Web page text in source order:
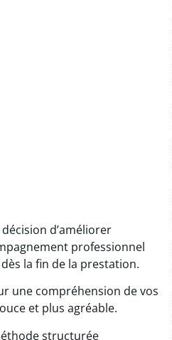
d’améliorer
professionnel
la fin de la prestation.
une compréhension de vos
et plus agréable.
structurée